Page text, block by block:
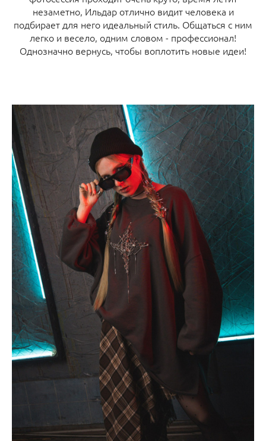
незаметно, Ильдар отлично видит человека и
подбирает для него идеальный стиль. Общаться с ним
легко и весело, одним словом - профессионал!
Однозначно вернусь, чтобы воплотить новые идеи!